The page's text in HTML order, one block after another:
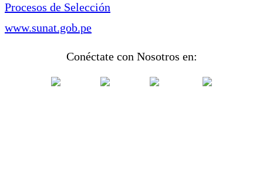
Procesos de Selección
www.sunat.gob.pe
Conéctate con Nosotros en: